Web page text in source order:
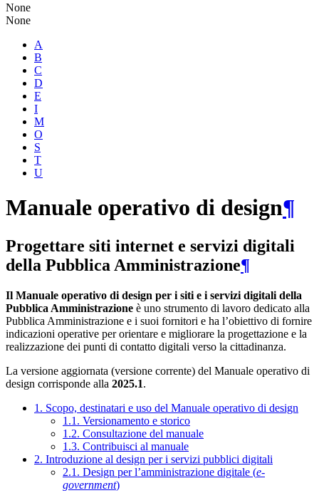
None
None
A
B
C
D
E
I
M
O
S
T
U
Manuale operativo di design¶
Progettare siti internet e servizi digitali
della Pubblica Amministrazione¶
Il Manuale operativo di design per i siti e i servizi digitali della
Pubblica Amministrazione è uno strumento di lavoro dedicato alla
Pubblica Amministrazione e i suoi fornitori e ha l’obiettivo di fornire
indicazioni operative per orientare e migliorare la progettazione e la
realizzazione dei punti di contatto digitali verso la cittadinanza.
La versione aggiornata (versione corrente) del Manuale operativo di
design corrisponde alla 2025.1.
1. Scopo, destinatari e uso del Manuale operativo di design
1.1. Versionamento e storico
1.2. Consultazione del manuale
1.3. Contribuisci al manuale
2. Introduzione al design per i servizi pubblici digitali
2.1. Design per l’amministrazione digitale (e-
government)